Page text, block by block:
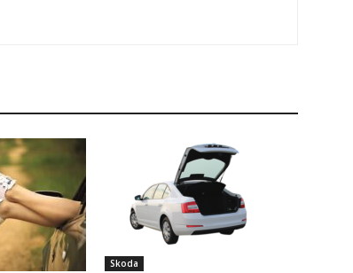
Skoda